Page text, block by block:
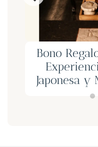
Bono
Japonesa y